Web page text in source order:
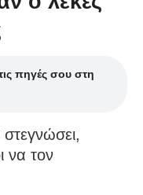
πηγές σου στη
να τον